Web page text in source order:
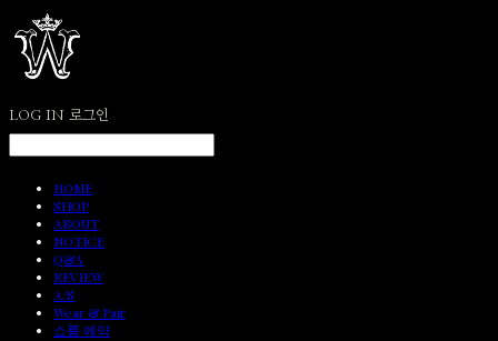
LOG IN 로그인
HOME
SHOP
ABOUT
NOTICE
Q&A
REVIEW
A/S
Wear & Pair
쇼룸 예약